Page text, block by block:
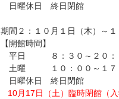
日曜休日 終日閉館
期間２：１０月１日（木）～１
【開館時間】
平日 ８：３０～２０：
土曜 １０：００～１７
日曜休日 終日閉館
10月17日（土）臨時閉館（入